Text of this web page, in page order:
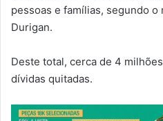
pessoas e famílias, segundo o
Durigan.
Deste total, cerca de 4
dívidas quitadas.